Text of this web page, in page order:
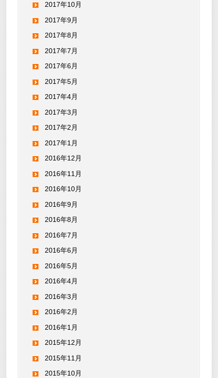
2017年10月
2017年9月
2017年8月
2017年7月
2017年6月
2017年5月
2017年4月
2017年3月
2017年2月
2017年1月
2016年12月
2016年11月
2016年10月
2016年9月
2016年8月
2016年7月
2016年6月
2016年5月
2016年4月
2016年3月
2016年2月
2016年1月
2015年12月
2015年11月
2015年10月